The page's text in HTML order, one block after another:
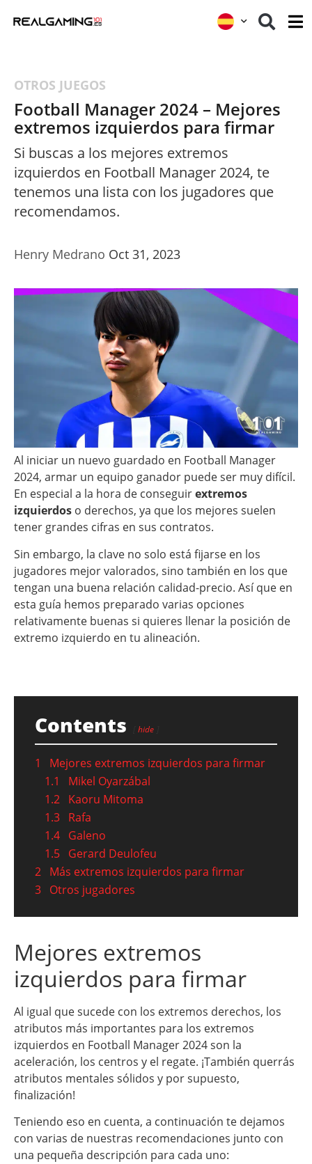
OTROS JUEGOS
Football Manager 2024 – Mejores
extremos izquierdos para firmar
Si buscas a los mejores extremos
izquierdos en Football Manager 2024, te
tenemos una lista con los jugadores que
recomendamos.
Henry Medrano Oct 31, 2023
Al iniciar un nuevo guardado en Football Manager
2024, armar un equipo ganador puede ser muy difícil.
En especial a la hora de conseguirextremos
izquierdos o derechos, ya que los mejores suelen
tener grandes cifras en sus contratos.
Sin embargo, la clave no solo está fijarse en los
jugadores mejor valorados, sino también en los que
tengan una buena relación calidad-precio. Así que en
esta guía hemos preparado varias opciones
relativamente buenas si quieres llenar la posición de
extremo izquierdo en tu alineación.
Contents hide
1
Mejores extremos izquierdos para firmar
1.1
Mikel Oyarzábal
1.2 Kaoru Mitoma
1.3 Rafa
1.4 Galeno
1.5 Gerard Deulofeu
2 Más extremos izquierdos para firmar
3 Otros jugadores
Mejores extremos
izquierdos para firmar
Al igual que sucede con los extremos derechos, los
atributos más importantes para los extremos
izquierdos en Football Manager 2024 son la
aceleración, los centros y el regate. ¡También querrás
atributos mentales sólidos y por supuesto,
finalización!
Teniendo eso en cuenta, a continuación te dejamos
con varias de nuestras recomendaciones junto con
una pequeña descripción para cada uno: